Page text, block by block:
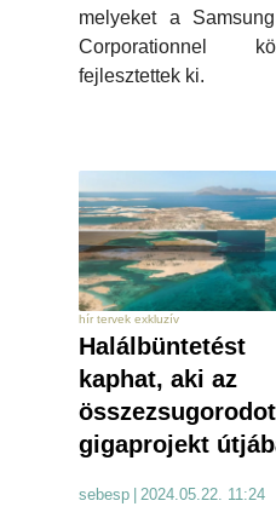
melyeket a
Corporationnel
fejlesztettek ki.
hír tervek exkluzív
Halálbüntetést
kaphat, aki az
gigaprojekt
sebesp 2024.05.22. 11:24